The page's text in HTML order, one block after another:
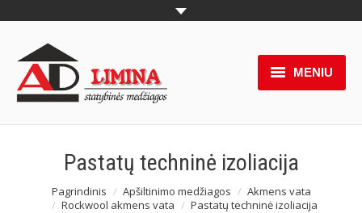
MENIU
Pakabinamos lubos
Naujienos
Pastatų techninė izoliacija
You are here:
Pagrindinis Apšiltinimo medžiagos
Akmens vata
Rockwool akmens vata
Pastatų techninė izoliacija